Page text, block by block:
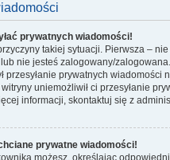
prywatnych wiadomości!
takiej sytuacji. Pierwsza –
nie jesteś zalogowany/
przesyłanie prywatnych wiadomości
uniemożliwił ci przesyłanie
informacji, skontaktuj się z
prywatne wiadomości!
możesz, określając